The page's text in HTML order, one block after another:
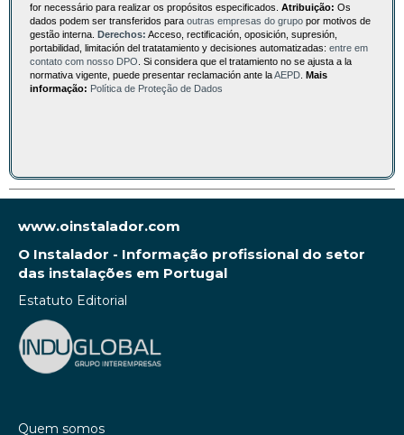
for necessário para realizar os propósitos especificados. Atribuição: Os
dados podem ser transferidos para outras empresas do grupo por motivos de
gestão interna. Derechos: Acceso, rectificación, oposición, supresión,
portabilidad, limitación del tratatamiento y decisiones automatizadas: entre em
contato com nosso DPO . Si considera que el tratamiento no se ajusta a la
normativa vigente, puede presentar reclamación ante laAEPD Mais
informação: Política de Proteção de Dados
www.oinstalador.com
O Instalador - Informação profissional do setor
das instalações em Portugal
Estatuto Editorial
Quem somos